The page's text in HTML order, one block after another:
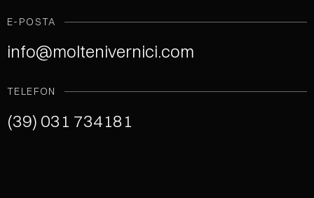
E-POSTA
info@moltenivernici.com
TELEFON
(39) 031 734181